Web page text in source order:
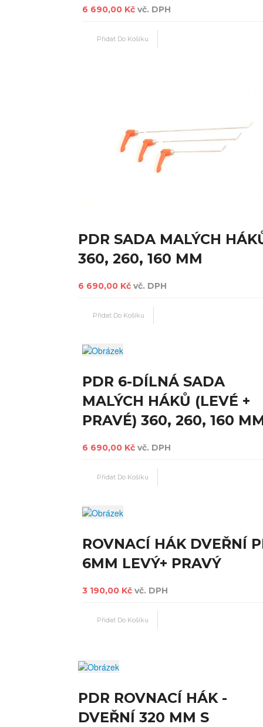
6 690,00 Kč vč. DPH
PDR SADA MALÝCH
360, 260, 160 MM
6 690,00 Kč vč. DPH
PDR 6-DÍLNÁ SADA
MALÝCH HÁKŮ (LEVÉ +
PRAVÉ) 360, 260, 160
6 690,00 Kč vč. DPH
ROVNACÍ HÁK DVEŘNÍ
6MM LEVÝ+ PRAVÝ
3 190,00 Kč vč. DPH
PDR ROVNACÍ HÁK -
DVEŘNÍ 320 MM S